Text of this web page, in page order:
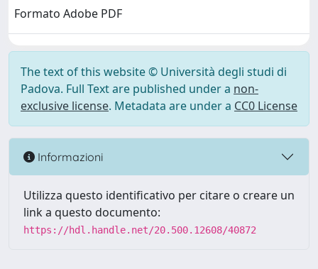
Formato Adobe PDF
The text of this website © Università degli studi di
Padova. Full Text are published under a non-
exclusive license. Metadata are under a CC0 License
Informazioni
Utilizza questo identificativo per citare o creare un
link a questo documento:
https://hdl.handle.net/20.500.12608/40872